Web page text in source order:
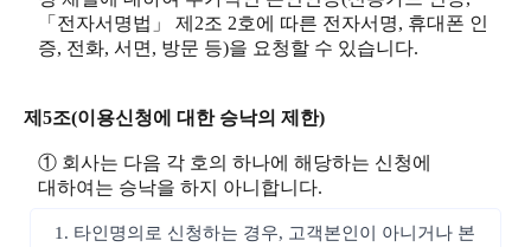
「전자서명법」 제2조 2호에 따른 전자서명, 휴대폰 인
증, 전화, 서면, 방문 등)을 요청할 수 있습니다.
제5조(이용신청에 대한 승낙의 제한)
① 회사는 다음 각 호의 하나에 해당하는 신청에
대하여는 승낙을 하지 아니합니다.
1. 타인명의로 신청하는 경우, 고객본인이 아니거나 본